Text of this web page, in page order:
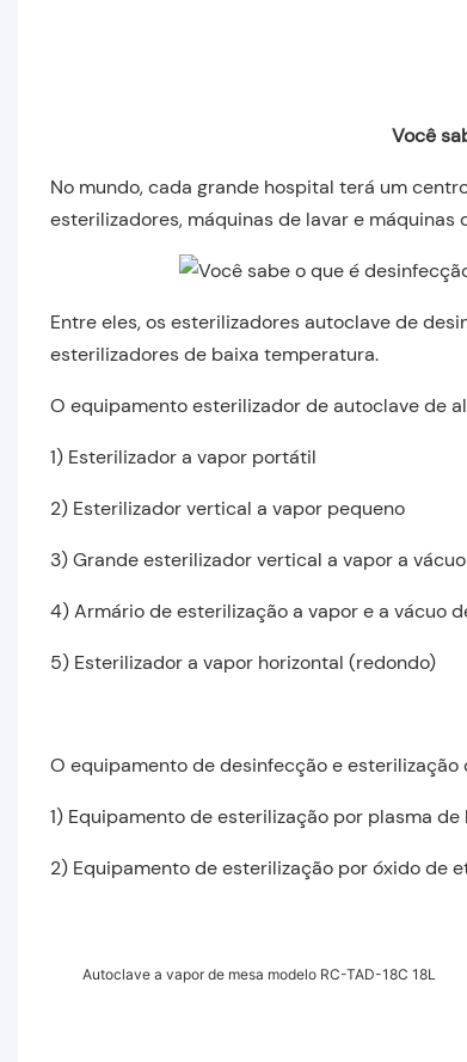
Você
No mundo, cada grande hospital terá um
esterilizadores, máquinas de lavar e máquinas
Entre eles, os esterilizadores autoclave de
esterilizadores de baixa temperatura.
O equipamento esterilizador de autoclave de
1) Esterilizador a vapor portátil
2) Esterilizador vertical a vapor pequeno
3) Grande esterilizador vertical a vapor a vácuo
4) Armário de esterilização a vapor e a vácuo
5) Esterilizador a vapor horizontal (redondo)
O equipamento de desinfecção e
1) Equipamento de esterilização por plasma
2) Equipamento de esterilização por óxido de
Autoclave a vapor de mesa modelo RC-TAD-18C 18L